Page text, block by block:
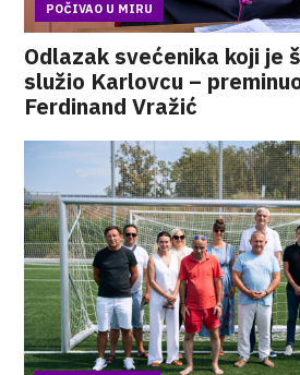
POČIVAO U MIRU
Odlazak svećenika koji je
služio Karlovcu –
Ferdinand Vražić